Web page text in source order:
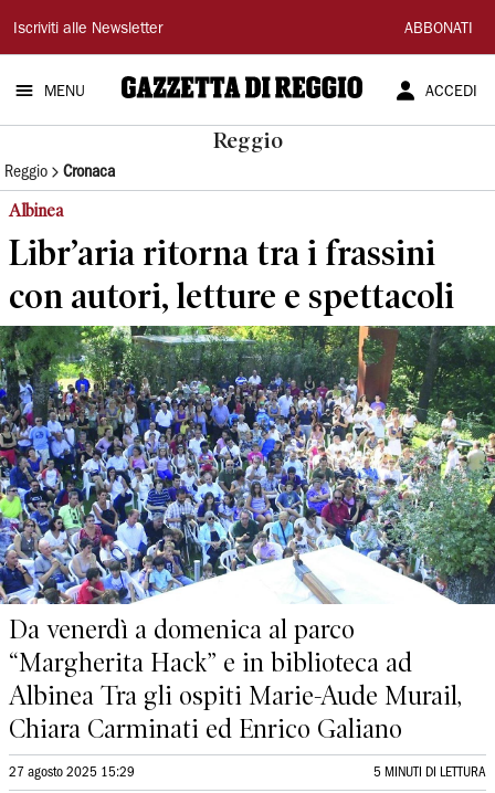
Gazzetta
di
Reggio
Iscriviti alle Newsletter ABBONATI
MENU ACCEDI
Reggio
Reggio Cronaca
Albinea
Libr’aria ritorna tra i frassini
con autori, letture e spettacoli
Da venerdì a domenica al parco
“Margherita Hack” e in biblioteca ad
Albinea Tra gli ospiti Marie-Aude Murail,
Chiara Carminati ed Enrico Galiano
27 agosto 2025 15:29 5 MINUTI DI LETTURA